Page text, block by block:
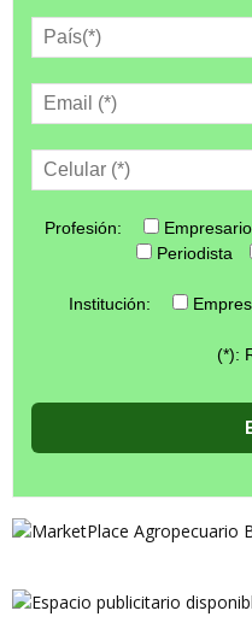
Profesión: Empresario
Periodista
Institución:
(*):